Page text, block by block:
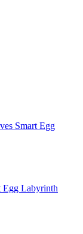
Smart Egg
Egg Labyrinth